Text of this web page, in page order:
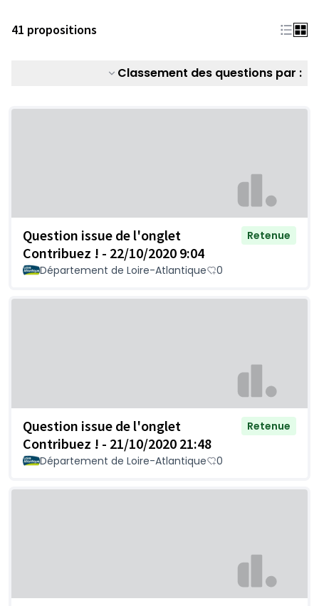
41 propositions
Classement des questions par :
Question issue de l'onglet
Contribuez ! - 22/10/2020 9:04
Retenue
Département de Loire-Atlantique 0
Question issue de l'onglet
Contribuez ! - 21/10/2020 21:48
Retenue
Département de Loire-Atlantique 0